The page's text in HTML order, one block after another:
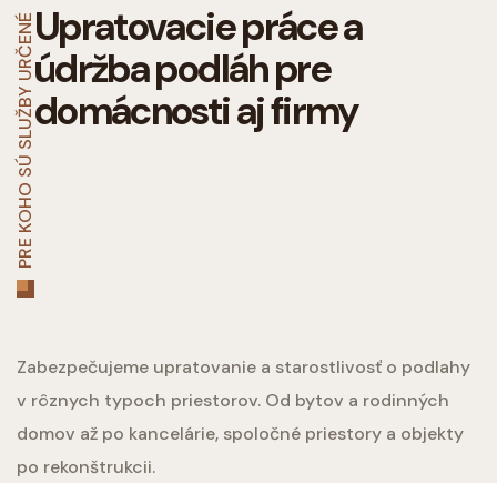
PRE KOHO SÚ SLUŽBY URČENÉUpratovacie práce a
údržba podláh pre
domácnosti aj firmy
Zabezpečujeme upratovanie a starostlivosť o podlahy
v rôznych typoch priestorov. Od bytov a rodinných
domov až po kancelárie, spoločné priestory a objekty
po rekonštrukcii.